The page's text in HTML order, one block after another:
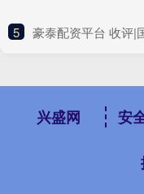
5 豪泰配资平台 收评|国
兴盛网 安